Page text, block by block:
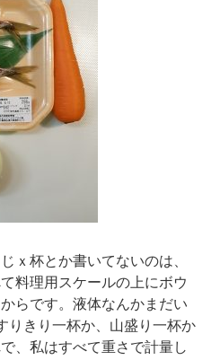
ｘ杯とか書いてないのは、
料理用スケールの上にボウ
らです。液体なんかまだい
りきり一杯か、山盛り一杯か
、私はすべて重さで計量し